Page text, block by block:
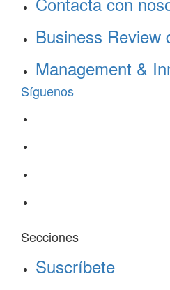
Business Review
Management &
Síguenos
Secciones
Suscríbete